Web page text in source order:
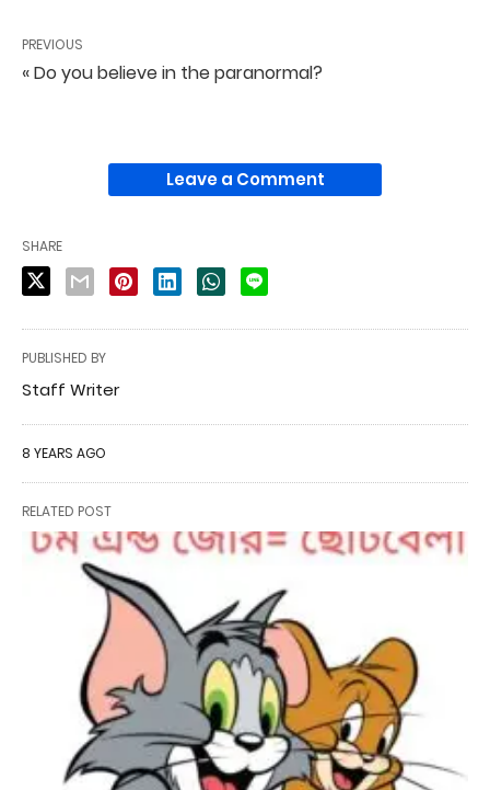
PREVIOUS
« Do you believe in the paranormal?
Leave a Comment
SHARE
PUBLISHED BY
Staff Writer
8 YEARS AGO
RELATED POST